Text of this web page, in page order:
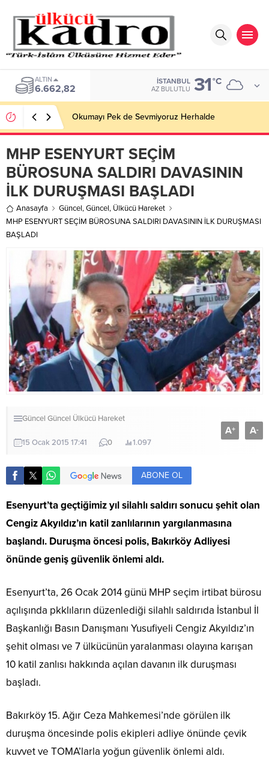
BIST
13.779,39
İSTANBUL
AZ BULUTLU 31°C
Okumayı Pek de Sevmiyoruz Herhalde
MHP ESENYURT SEÇİM
BÜROSUNA SALDIRI DAVASININ
İLK DURUŞMASI BAŞLADI
Anasayfa Güncel,Güncel, Ülkücü Hareket
MHP ESENYURT SEÇİM BÜROSUNA SALDIRI DAVASININ İLK DURUŞMASI
BAŞLADI
Güncel Güncel Ülkücü Hareket
15 Ocak 2015 17:41 0 1.097
A+ A-
ABONE OL
Esenyurt’ta geçtiğimiz yıl silahlı saldırı sonucu şehit olan
Cengiz Akyıldız’ın katil zanlılarının yargılanmasına
başlandı. Duruşma öncesi polis, Bakırköy Adliyesi
önünde geniş güvenlik önlemi aldı.
Esenyurt’ta, 26 Ocak 2014 günü MHP seçim irtibat bürosu
açılışında pkklıların düzenlediği silahlı saldırıda İstanbul İl
Başkanlığı Basın Danışmanı Yusufiyeli Cengiz Akyıldız’ın
şehit olması ve 7 ülkücünün yaralanması olayına karışan
10 katil zanlısı hakkında açılan davanın ilk duruşması
başladı.
Bakırköy 15. Ağır Ceza Mahkemesi’nde görülen ilk
duruşma öncesinde polis ekipleri adliye önünde çevik
kuvvet ve TOMA’larla yoğun güvenlik önlemi aldı.